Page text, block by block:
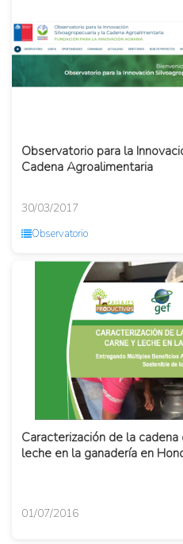
Observatorio para la
Cadena Agroalimentaria
30/03/2017
Observatorio
Caracterización de la
leche en la ganadería en
01/07/2016